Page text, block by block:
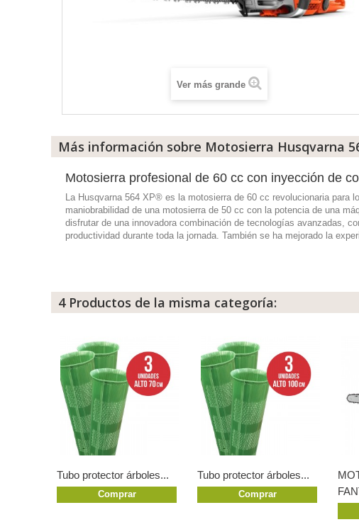
Ver más grande
Más información sobre Motosierra Husqvarna
Motosierra profesional de 60 cc con inyección de
La Husqvarna 564 XP® es la motosierra de 60 cc revolucionaria
maniobrabilidad de una motosierra de 50 cc con la potencia de una
disfrutar de una innovadora combinación de tecnologías avanzadas,
productividad durante toda la jornada. También se ha mejorado la
4 Productos de la misma categoría:
Tubo protector árboles...
Comprar
Tubo protector árboles...
Comprar